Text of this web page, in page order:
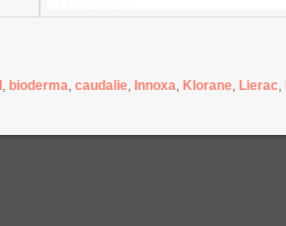
, bioderma, caudalie, Innoxa, Klorane, Lierac,